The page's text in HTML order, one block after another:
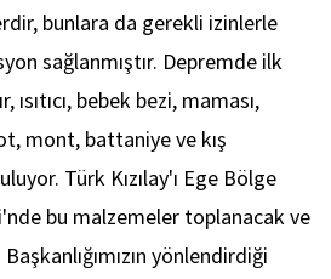
bunlara da gerekli izinlerle
sağlanmıştır. Depremde ilk
bebek bezi, maması,
mont, battaniye ve kış
Türk Kızılay'ı Ege Bölge
bu malzemeler toplanacak ve
yönlendirdiği